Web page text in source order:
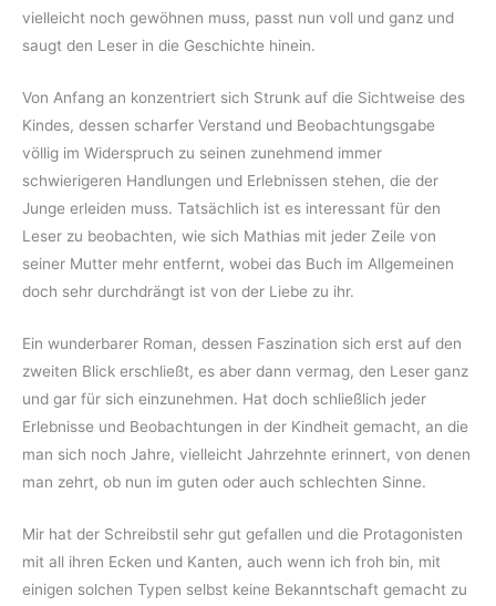
vielleicht noch gewöhnen muss, passt nun voll und ganz und
saugt den Leser in die Geschichte hinein.
Von Anfang an konzentriert sich Strunk auf die Sichtweise des
Kindes, dessen scharfer Verstand und Beobachtungsgabe
völlig im Widerspruch zu seinen zunehmend immer
schwierigeren Handlungen und Erlebnissen stehen, die der
Junge erleiden muss. Tatsächlich ist es interessant für den
Leser zu beobachten, wie sich Mathias mit jeder Zeile von
seiner Mutter mehr entfernt, wobei das Buch im Allgemeinen
doch sehr durchdrängt ist von der Liebe zu ihr.
Ein wunderbarer Roman, dessen Faszination sich erst auf den
zweiten Blick erschließt, es aber dann vermag, den Leser ganz
und gar für sich einzunehmen. Hat doch schließlich jeder
Erlebnisse und Beobachtungen in der Kindheit gemacht, an die
man sich noch Jahre, vielleicht Jahrzehnte erinnert, von denen
man zehrt, ob nun im guten oder auch schlechten Sinne.
Mir hat der Schreibstil sehr gut gefallen und die Protagonisten
mit all ihren Ecken und Kanten, auch wenn ich froh bin, mit
einigen solchen Typen selbst keine Bekanntschaft gemacht zu